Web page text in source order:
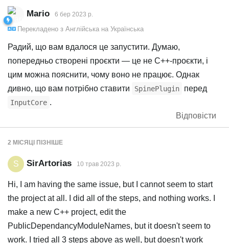
Mario 6 бер 2023 р.
Перекладено з Англійська на Українська
Радий, що вам вдалося це запустити. Думаю,
попередньо створені проєкти — це не C++-проєкти, і
цим можна пояснити, чому воно не працює. Однак
дивно, що вам потрібно ставити
SpinePlugin перед
InputCore .
Відповісти
2 МІСЯЦІ ПІЗНІШЕ
S SirArtorias 10 трав 2023 р.
Hi, I am having the same issue, but I cannot seem to start
the project at all. I did all of the steps, and nothing works. I
make a new C++ project, edit the
PublicDependancyModuleNames, but it doesn't seem to
work. I tried all 3 steps above as well, but doesn't work